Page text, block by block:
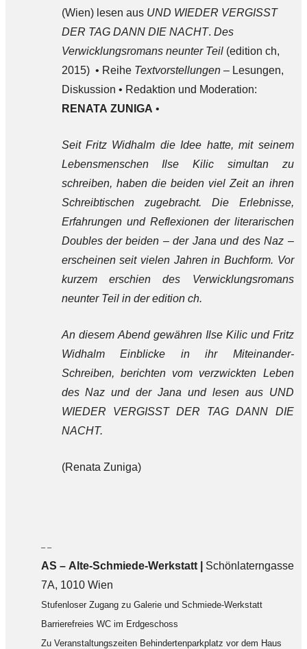
(Wien) lesen aus UND WIEDER VERGISST
DER TAG DANN DIE NACHT. Des
Verwicklungsromans neunter Teil (edition ch,
2015) • Reihe Textvorstellungen – Lesungen,
Diskussion • Redaktion und Moderation:
RENATA ZUNIGA •
Seit Fritz Widhalm die Idee hatte, mit seinem
Lebensmenschen Ilse Kilic simultan zu
schreiben, haben die beiden viel Zeit an ihren
Schreibtischen zugebracht. Die Erlebnisse,
Erfahrungen und Reflexionen der literarischen
Doubles der beiden – der Jana und des Naz –
erscheinen seit vielen Jahren in Buchform. Vor
kurzem erschien des Verwicklungsromans
neunter Teil in der edition ch.
An diesem Abend gewähren Ilse Kilic und Fritz
Widhalm Einblicke in ihr Miteinander-
Schreiben, berichten vom verzwickten Leben
des Naz und der Jana und lesen aus UND
WIEDER VERGISST DER TAG DANN DIE
NACHT.
(Renata Zuniga)
– –
AS – Alte-Schmiede-Werkstatt | Schönlaterngasse
7A, 1010 Wien
Stufenloser Zugang zu Galerie und Schmiede-Werkstatt
Barrierefreies WC im Erdgeschoss
Zu Veranstaltungszeiten Behindertenparkplatz vor dem Haus